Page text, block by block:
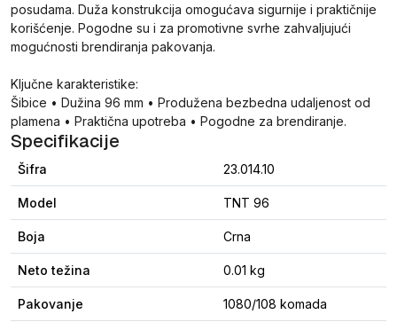
posudama. Duža konstrukcija omogućava sigurnije i praktičnije
korišćenje. Pogodne su i za promotivne svrhe zahvaljujući
mogućnosti brendiranja pakovanja.
Ključne karakteristike:
Šibice • Dužina 96 mm • Produžena bezbedna udaljenost od
plamena • Praktična upotreba • Pogodne za brendiranje.
Specifikacije
Šifra 23.014.10
Model TNT 96
Boja Crna
Neto težina 0.01 kg
Pakovanje 1080/108 komada